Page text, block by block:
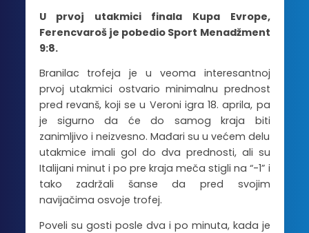
U prvoj utakmici finala Kupa Evrope,
Ferencvaroš je pobedio Sport Menadžment
9:8.
Branilac trofeja je u veoma interesantnoj
prvoj utakmici ostvario minimalnu prednost
pred revanš, koji se u Veroni igra 18. aprila, pa
je sigurno da će do samog kraja biti
zanimljivo i neizvesno. Mađari su u većem delu
utakmice imali gol do dva prednosti, ali su
Italijani minut i po pre kraja meča stigli na “-1” i
tako zadržali šanse da pred svojim
navijačima osvoje trofej.
Poveli su gosti posle dva i po minuta, kada je